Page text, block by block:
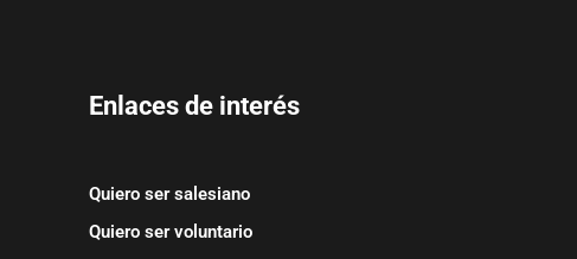
Enlaces de interés
Quiero ser salesiano
Quiero ser voluntario